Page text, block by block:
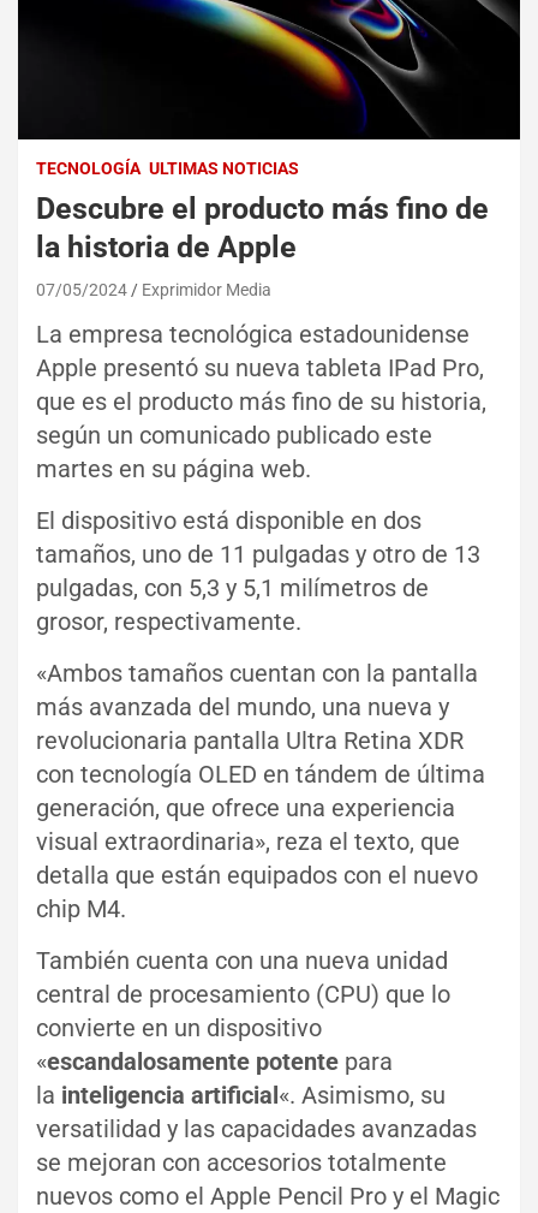
TECNOLOGÍA ULTIMAS NOTICIAS
Descubre el producto más fino de
la historia de Apple
07/05/2024 Exprimidor Media
La empresa tecnológica estadounidense
Apple presentó su nueva tableta IPad Pro,
que es el producto más fino de su historia,
según un comunicado publicado este
martes en su página web.
El dispositivo está disponible en dos
tamaños, uno de 11 pulgadas y otro de 13
pulgadas, con 5,3 y 5,1 milímetros de
grosor, respectivamente.
«Ambos tamaños cuentan con la pantalla
más avanzada del mundo, una nueva y
revolucionaria pantalla Ultra Retina XDR
con tecnología OLED en tándem de última
generación, que ofrece una experiencia
visual extraordinaria», reza el texto, que
detalla que están equipados con el nuevo
chip M4.
También cuenta con una nueva unidad
central de procesamiento (CPU) que lo
convierte en un dispositivo
«escandalosamente potente para
la inteligencia artificial«. Asimismo, su
versatilidad y las capacidades avanzadas
se mejoran con accesorios totalmente
nuevos como el Apple Pencil Pro y el Magic